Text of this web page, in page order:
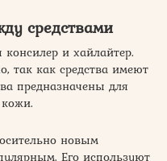
средствами
и хайлайтер.
так как средства имеют
предназначены для
новым
Его используют